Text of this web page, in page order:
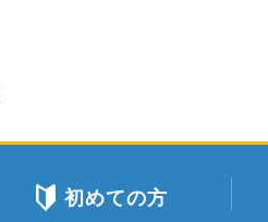
初めての方